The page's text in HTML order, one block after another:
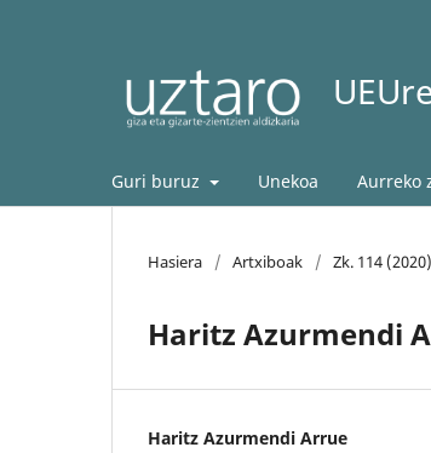
Guri buruz Unekoa Aurreko
Hasiera / Artxiboak / Zk. 114 (2020)
Haritz Azurmendi
Haritz Azurmendi Arrue